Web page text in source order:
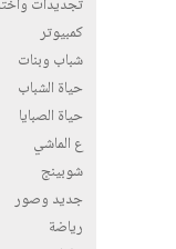
تجديدات
كمبيوتر
شباب وبنات
حياة الشباب
حياة الصبايا
ع الماشي
شوبينج
جديد وصور
رياضة